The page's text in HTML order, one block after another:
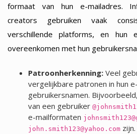
formaat van hun e-mailadres.
creators gebruiken vaak
verschillende platforms, en hun
overeenkomen met hun
Patroonherkenning:Veel
vergelijkbare patronen in hun
gebruikersnamen.
van een gebruiker
e-mailformaten
john.smith123@yahoo.comzijn.